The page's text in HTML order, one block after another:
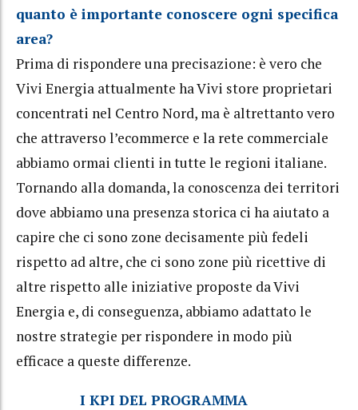
quanto è importante conoscere ogni specifica
area?
Prima di rispondere una precisazione: è vero che
Vivi Energia attualmente ha Vivi store proprietari
concentrati nel Centro Nord, ma è altrettanto vero
che attraverso l’ecommerce e la rete commerciale
abbiamo ormai clienti in tutte le regioni italiane.
Tornando alla domanda, la conoscenza dei territori
dove abbiamo una presenza storica ci ha aiutato a
capire che ci sono zone decisamente più fedeli
rispetto ad altre, che ci sono zone più ricettive di
altre rispetto alle iniziative proposte da Vivi
Energia e, di conseguenza, abbiamo adattato le
nostre strategie per rispondere in modo più
efficace a queste differenze.
I KPI DEL PROGRAMMA